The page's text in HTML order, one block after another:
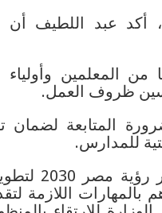
أكد عبد اللطيف
المعلمين وأولياء
ظروف العمل.
المتابعة لضمان
للمدارس.
تأتي هذه
اللازمة